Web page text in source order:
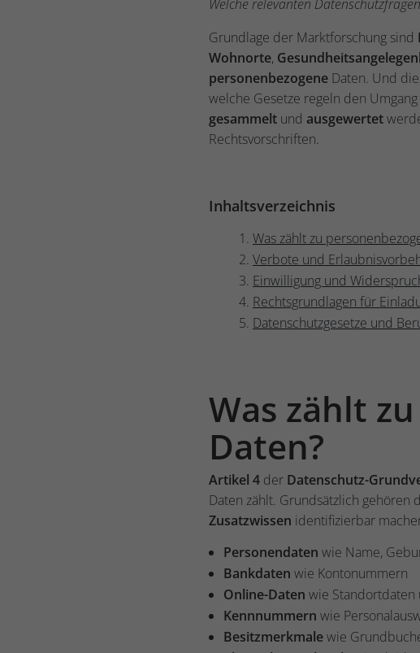
Welche relevanten
Grundlage der Marktforschung sind
Wohnorte,
personenbezogene Daten. Und
welche Gesetze regeln den
gesammelt und ausgewertet
Rechtsvorschriften.
Inhaltsverzeichnis
Was zählt zu
Verbote und
Einwilligung und
Rechtsgrundlagen für
Datenschutzgesetze und
Was zählt
Daten?
Artikel 4 der Datenschutz-
Daten zählt. Grundsätzlich gehören
Zusatzwissen identifizierbar
Personendaten wie Name,
Bankdaten wie Kontonummern
Online-Daten wie Standortdaten
Kennnummern wie
Besitzmerkmalewie